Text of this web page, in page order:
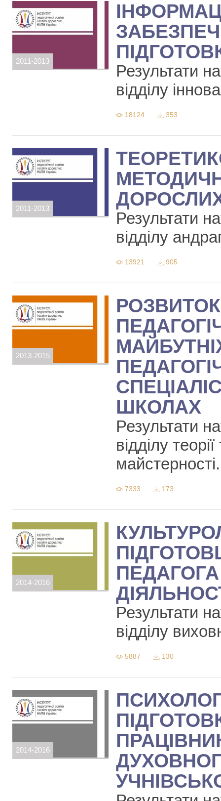
2011-2013
Результати
відділу
18124 353
2011-2013
Результати
відділу
13921 905
2013-2015
ШКОЛАХ
Результати
відділу теорії
7333 173
2014-2016
Результати
відділу
5887 130
2014-2016